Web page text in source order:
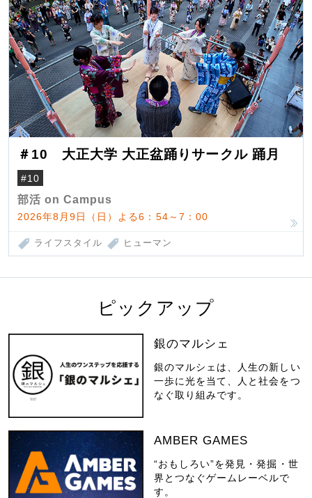
＃10 大正大学 大正盆踊りサークル 踊月
#10
部活 on Campus
2026年8月9日（日）よる6：54～7：00
ライフスタイル ヒューマン
ピックアップ
銀のマルシェ
銀のマルシェは、人生の新しい
一歩に光を当て、人と社会をつ
なぐ取り組みです。
AMBER GAMES
“おもしろい”を発見・発掘・世
界とつなぐゲームレーベルで
す。